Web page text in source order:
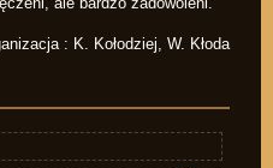
: K. Kołodziej, W. Kłoda